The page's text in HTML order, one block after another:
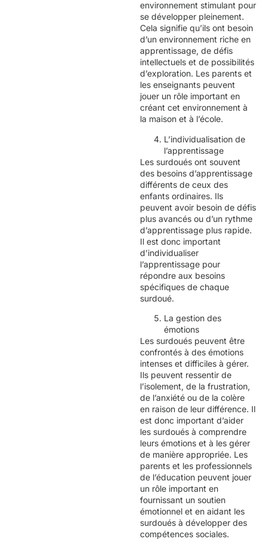
environnement stimulant pour
se développer pleinement.
Cela signifie qu’ils ont besoin
d’un environnement riche en
apprentissage, de défis
intellectuels et de possibilités
d’exploration. Les parents et
les enseignants peuvent
jouer un rôle important en
créant cet environnement à
la maison et à l’école.
L’individualisation de
l’apprentissage
Les surdoués ont souvent
des besoins d’apprentissage
différents de ceux des
enfants ordinaires. Ils
peuvent avoir besoin de défis
plus avancés ou d’un rythme
d’apprentissage plus rapide.
Il est donc important
d’individualiser
l’apprentissage pour
répondre aux besoins
spécifiques de chaque
surdoué.
La gestion des
émotions
Les surdoués peuvent être
confrontés à des émotions
intenses et difficiles à gérer.
Ils peuvent ressentir de
l’isolement, de la frustration,
de l’anxiété ou de la colère
en raison de leur différence. Il
est donc important d’aider
les surdoués à comprendre
leurs émotions et à les gérer
de manière appropriée. Les
parents et les professionnels
de l’éducation peuvent jouer
un rôle important en
fournissant un soutien
émotionnel et en aidant les
surdoués à développer des
compétences sociales.